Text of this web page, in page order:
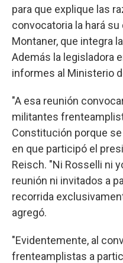
para que explique las
convocatoria la hará
Montaner, que integra
Además la legisladora
informes al Ministerio
"A esa reunión
militantes
Constitución porque
en que participó el
Reisch. "Ni Rosselli ni
reunión ni invitados a
recorrida
agregó.
"Evidentemente, al
frenteamplistas a